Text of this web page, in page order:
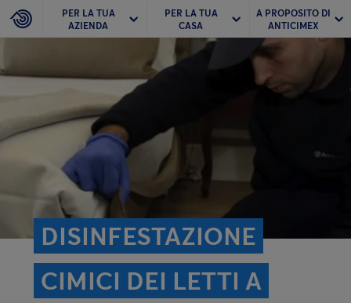
PER LA TUA
AZIENDA
PER LA TUA
CASA
A PROPOSITO DI
ANTICIMEX
DISINFESTAZIONE
CIMICI DEI LETTI A